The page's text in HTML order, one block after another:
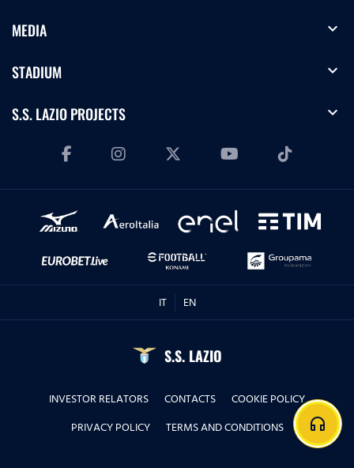
MEDIA expand_more
STADIUM expand_more
S.S. LAZIO PROJECTS expand_more
IT EN
S.S. LAZIO
INVESTOR RELATORS CONTACTS
COOKIE POLICY
PRIVACY POLICY
TERMS AND CONDITIONS headphones